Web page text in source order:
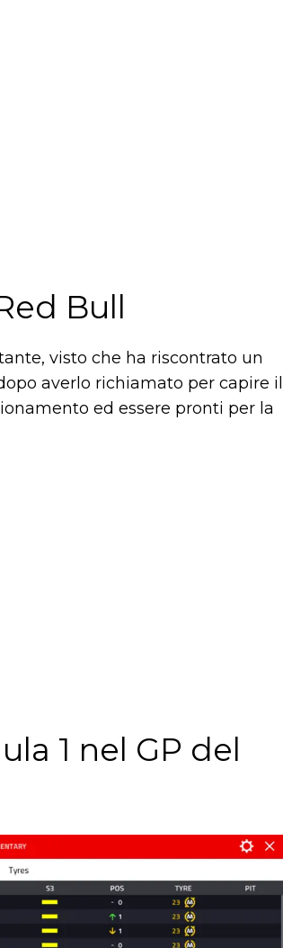
Bull
visto che ha riscontrato un
averlo richiamato per capire il
ed essere pronti per la
1 nel GP del